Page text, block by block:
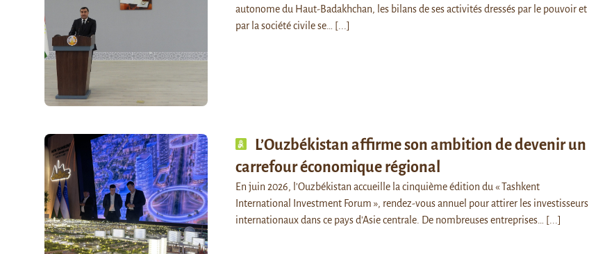
autonome du Haut-Badakhchan, les bilans de ses activités dressés par le pouvoir et
par la société civile se…
[...]
L’Ouzbékistan affirme son ambition de devenir un
carrefour économique régional
En juin 2026, l'Ouzbékistan accueille la cinquième édition du « Tashkent
International Investment Forum », rendez-vous annuel pour attirer les investisseurs
internationaux dans ce pays d'Asie centrale. De nombreuses entreprises…
[...]